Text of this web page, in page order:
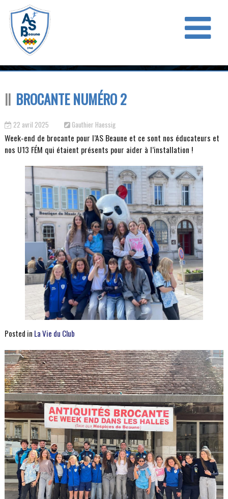
BROCANTE NUMÉRO 2
22 avril 2025 Gauthier Haessig
Week-end de brocante pour l’AS Beaune et ce sont nos éducateurs et
nos U13 FÉM qui étaient présents pour aider à l’installation !
Posted in La Vie du Club